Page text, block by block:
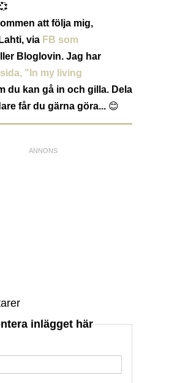
att följa mig,
via FB som
Bloglovin. Jag har
sida, "In my living
du kan gå in och gilla. Dela
får du gärna göra... 😊
inlägget här